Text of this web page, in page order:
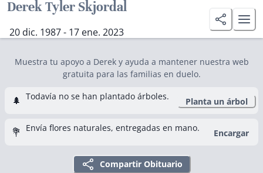
Derek Tyler Skjordal
20 dic. 1987 - 17 ene. 2023
Muestra tu apoyo a Derek y ayuda a mantener nuestra web
gratuita para las familias en duelo.
🌲 Todavía no se han plantado árboles. Planta un árbol
💐 Envía flores naturales, entregadas en mano. Encargar
Compartir Obituario